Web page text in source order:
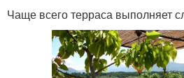
Чаще всего терраса выполняет